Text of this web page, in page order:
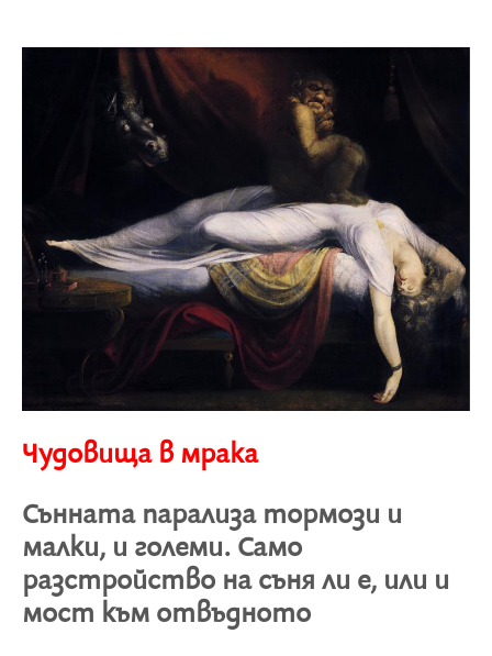
Чудовища в мрака
Сънната парализа тормози и
малки, и големи. Само
разстройство на съня ли е, или и
мост към отвъдното